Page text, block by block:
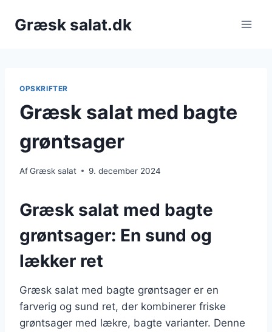
Græsk salat.dk
OPSKRIFTER
Græsk salat med bagte
grøntsager
AfGræsk salat 9. december 2024
Græsk salat med bagte
grøntsager: En sund og
lækker ret
Græsk salat med bagte grøntsager er en
farverig og sund ret, der kombinerer friske
grøntsager med lækre, bagte varianter. Denne